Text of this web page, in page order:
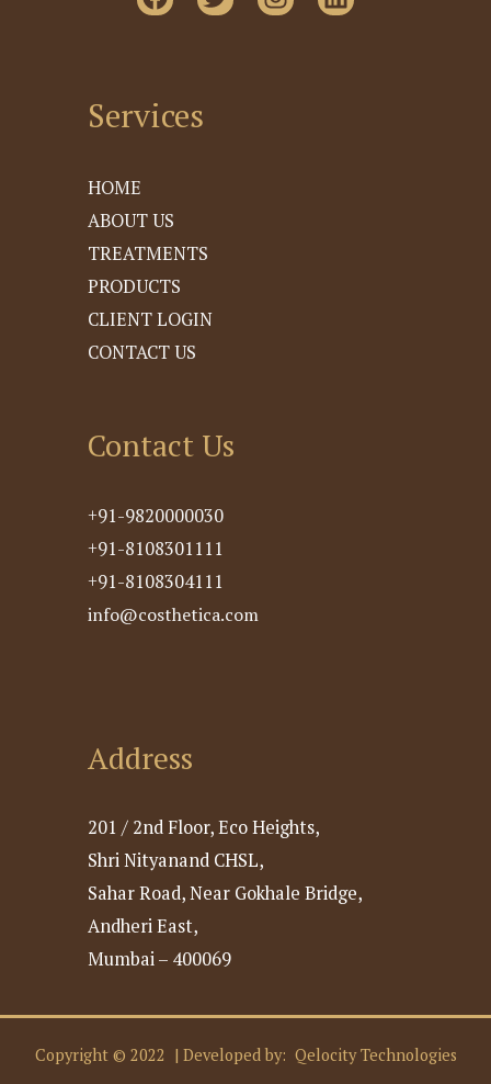
Services
HOME
ABOUT US
TREATMENTS
PRODUCTS
CLIENT LOGIN
CONTACT US
Contact Us
+91-9820000030
+91-8108301111
+91-8108304111
info@costhetica.com
Address
201 / 2nd Floor, Eco Heights,
Shri Nityanand CHSL,
Sahar Road, Near Gokhale Bridge,
Andheri East,
Mumbai – 400069
Copyright © 2022 | Developed by: Qelocity Technologies